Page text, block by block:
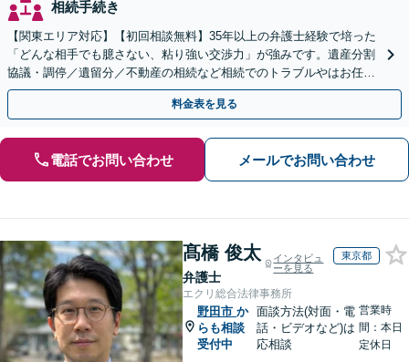
相続手続き
【関東エリア対応】【初回相談無料】35年以上の弁護士経験で培った
「どんな相手でも臆さない、粘り強い交渉力」が強みです。遺産分割
協議・調停／遺留分／不動産の相続など相続でのトラブルやはお任せ
ください。遺言書や生前贈与など生前対策にも注力
料金表を見る
電話でお問い合わせ メールでお問い合わせ
髙橋 俊太
弁護士
インタビュ
ーを見る
東京都
エクリ総合法律事務所
野田市 か
らも相談
受付中
面談方法(対面・電
話・ビデオなど)は
応相談
営業時
間：本日
定休日